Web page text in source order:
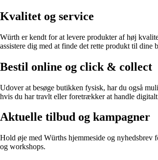
Kvalitet og service
Würth er kendt for at levere produkter af høj
assistere dig med at finde det rette produkt til dine
Bestil online og click & collect
Udover at besøge butikken fysisk, har du også
hvis du har travlt eller foretrækker at handle
Aktuelle tilbud og kampagner
Hold øje med Würths hjemmeside og
og workshops.